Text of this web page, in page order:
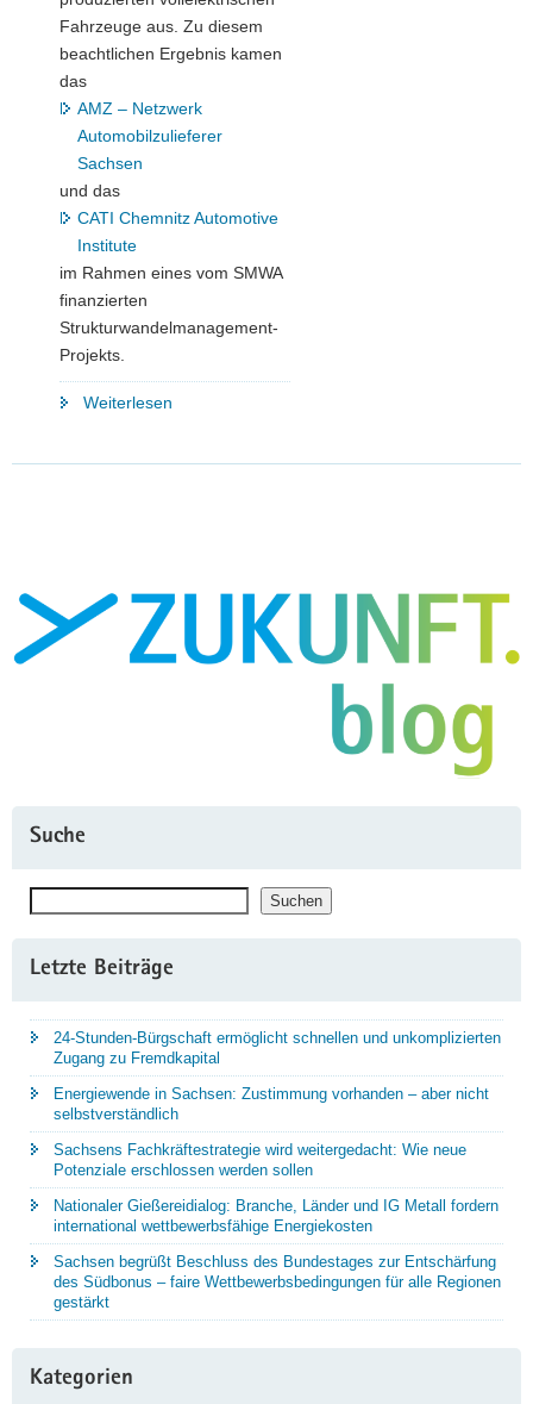
Fahrzeuge aus. Zu diesem
beachtlichen Ergebnis kamen
das
AMZ – Netzwerk
Automobilzulieferer
Sachsen
und das
CATI Chemnitz Automotive
Institute
im Rahmen eines vom SMWA
finanzierten
Strukturwandelmanagement-
Projekts.
Weiterlesen
Fahrzeugwerke
produzierten
2022
Suche
Suchen
Letzte Beiträge
24-Stunden-Bürgschaft ermöglicht schnellen und unkomplizierten
Zugang zu Fremdkapital
Energiewende in Sachsen: Zustimmung vorhanden – aber nicht
selbstverständlich
Sachsens Fachkräftestrategie wird weitergedacht: Wie neue
Potenziale erschlossen werden sollen
Nationaler Gießereidialog: Branche, Länder und IG Metall fordern
international wettbewerbsfähige Energiekosten
Sachsen begrüßt Beschluss des Bundestages zur Entschärfung
des Südbonus – faire Wettbewerbsbedingungen für alle Regionen
gestärkt
Kategorien